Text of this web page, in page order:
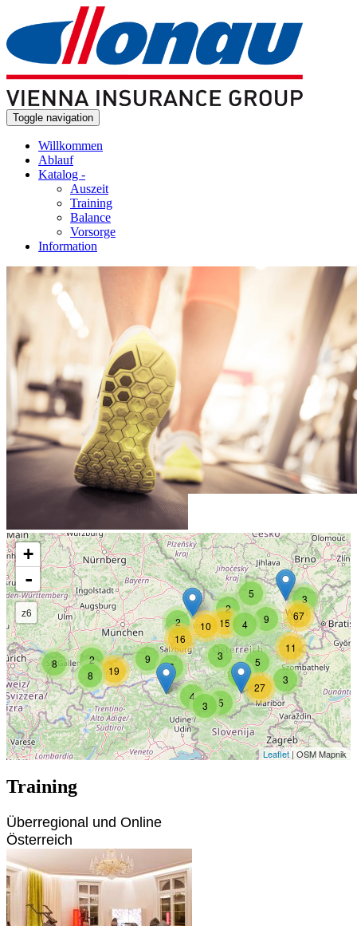
Skip to main content
Toggle navigation
Willkommen
Ablauf
Katalog -
Auszeit
Training
Balance
Vorsorge
Information
2
8
8
9
19
6
2
16
3
3
4 5
2
4
10 15
5
3
3
27
5 3
11
9 67
+
-
z6
Leaflet| OSM Mapnik
Training
Überregional und Online
Österreich